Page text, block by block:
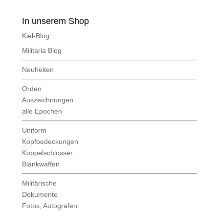
In unserem Shop
Kiel-Blog
Militaria Blog
Neuheiten
Orden
Auszeichnungen
alle Epochen
Uniform
Kopfbedeckungen
Koppelschlösser
Blankwaffen
Militärische
Dokumente
Fotos, Autografen